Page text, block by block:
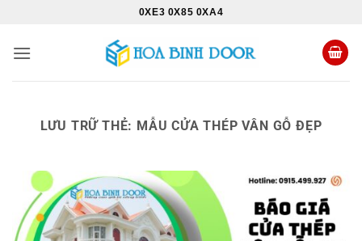
nội
0XE3 0X85 0XA4
LƯU TRỮ THẺ: MẪU CỬA THÉP VÂN GỖ ĐẸP